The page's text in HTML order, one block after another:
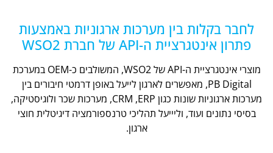
לחבר בקלות בין מערכות ארגוניות באמצעות
פתרון אינטגרציית ה-API של חברת WSO2
מוצרי אינטגרציית ה-API של WSO2, המשולבים כ-OEM במערכת
PB Digital, מאפשרים לארגון לייעל באופן דרמטי חיבורים בין
מערכות ארגוניות שונות כגון CRM ,ERP, מערכות שכר ולוגיסטיקה,
בסיסי נתונים ועוד, וליייעל תהליכי טרנספורמציה דיגיטלית חוצי
ארגון.